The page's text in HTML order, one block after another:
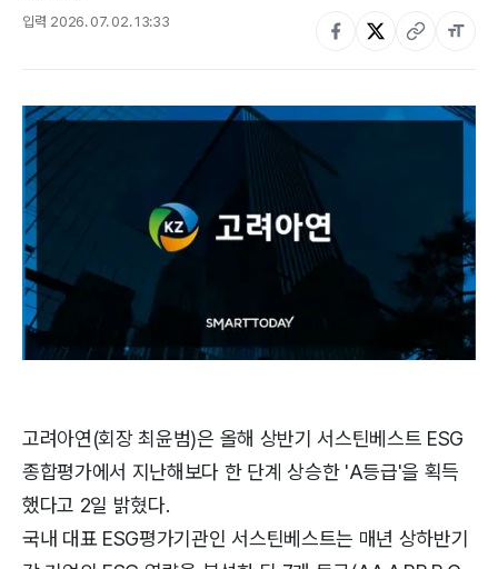
입력 2026. 07. 02. 13:33
고려아연(회장 최윤범)은 올해 상반기 서스틴베스트 ESG
종합평가에서 지난해보다 한 단계 상승한 'A등급'을 획득
했다고 2일 밝혔다.
국내 대표 ESG평가기관인 서스틴베스트는 매년 상하반기